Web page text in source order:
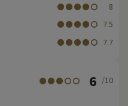
8
7.5
7.7
6 /10